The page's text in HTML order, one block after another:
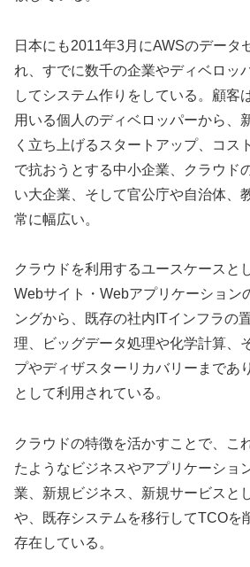
日本にも2011年3月にAWSのデータ
れ、すでに数千の企業やディベロッ
してシステム作りをしている。顧客
用いる個人のディベロッパーから、
く立ち上げるスタートアップ、コス
で抗おうとする中小企業、クラウド
い大企業、そして官公庁や自治体、
常に幅広い。
クラウドを利用するユースケースと
Webサイト・Webアプリケーション
ングから、既存の社内ITインフラの
理、ビッグデータ処理や化学計算、
プやディザスターリカバリーまであ
として利用されている。
クラウドの特徴を活かすことで、こ
たようなビジネスやアプリケーショ
業、新規ビジネス、新規サービスと
や、既存システムを移行してTCOを
存在している。